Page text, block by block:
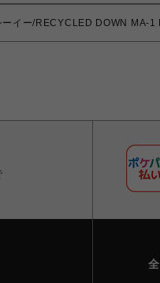
ーイー/RECYCLED DOWN MA-